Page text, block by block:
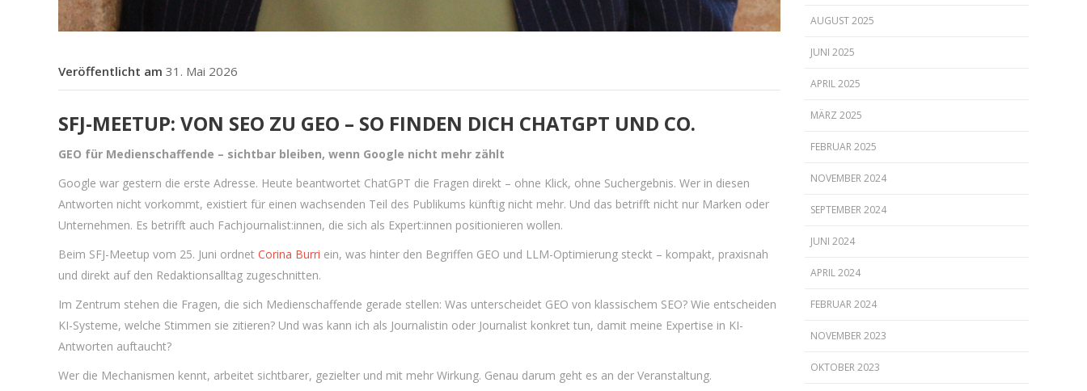
31. Mai 2026
SFJ-MEETUP: VON SEO ZU GEO – SO FINDEN DICH CHATGPT UND CO.
GEO für Medienschaffende – sichtbar bleiben, wenn Google nicht mehr zählt
Google war gestern die erste Adresse. Heute beantwortet ChatGPT die Fragen direkt – ohne Klick, ohne Suchergebnis. Wer in diesen
Antworten nicht vorkommt, existiert für einen wachsenden Teil des Publikums künftig nicht mehr. Und das betrifft nicht nur Marken oder
Unternehmen. Es betrifft auch Fachjournalist:innen, die sich als Expert:innen positionieren wollen.
Beim SFJ-Meetup vom 25. Juni ordnet Corina Burri ein, was hinter den Begriffen GEO und LLM-Optimierung steckt – kompakt, praxisnah
und direkt auf den Redaktionsalltag zugeschnitten.
Im Zentrum stehen die Fragen, die sich Medienschaffende gerade stellen: Was unterscheidet GEO von klassischem SEO? Wie entscheiden
KI-Systeme, welche Stimmen sie zitieren? Und was kann ich als Journalistin oder Journalist konkret tun, damit meine Expertise in KI-
Antworten auftaucht?
Wer die Mechanismen kennt, arbeitet sichtbarer, gezielter und mit mehr Wirkung. Genau darum geht es an der Veranstaltung.
AUGUST 2025
JUNI 2025
APRIL 2025
MÄRZ 2025
FEBRUAR 2025
NOVEMBER 2024
SEPTEMBER 2024
JUNI 2024
APRIL 2024
FEBRUAR 2024
NOVEMBER 2023
OKTOBER 2023